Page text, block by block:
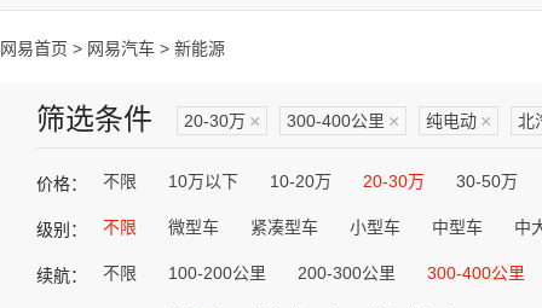
网易首页 > 网易汽车 > 新能源
筛选条件 20-30万 × 300-400公里 × 纯电动 × 北
价格： 不限 10万以下 10-20万 20-30万 30-50万
级别： 不限 微型车 紧凑型车 小型车 中型车 中
续航： 不限 100-200公里 200-300公里 300-400公里